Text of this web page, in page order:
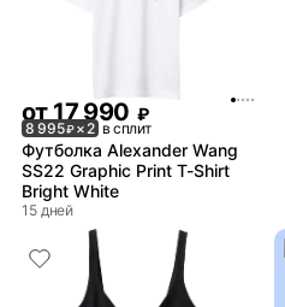
от17 990 ₽
8 995₽× 2 в сплит
Футболка Alexander Wang
SS22 Graphic Print T-Shirt
Bright White
15 дней